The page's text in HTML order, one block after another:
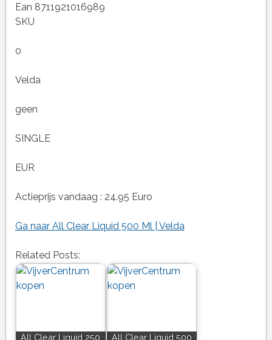
Ean 8711921016989
SKU
0
Velda
geen
SINGLE
EUR
Actieprijs vandaag : 24.95 Euro
Ga naar All Clear Liquid 500 Ml | Velda
Related Posts:
All Clear Liquid 250
All Clear Liquid 500